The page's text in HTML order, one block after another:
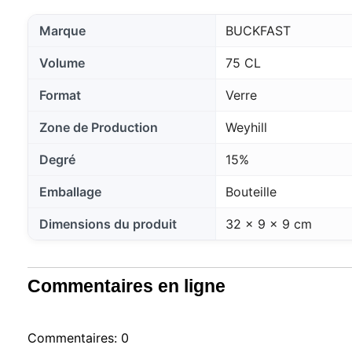
Marque BUCKFAST
Volume 75 CL
Format Verre
Zone de Production Weyhill
Degré 15%
Emballage Bouteille
Dimensions du produit 32 x 9 x 9 cm
Commentaires en ligne
Commentaires: 0
qui
et